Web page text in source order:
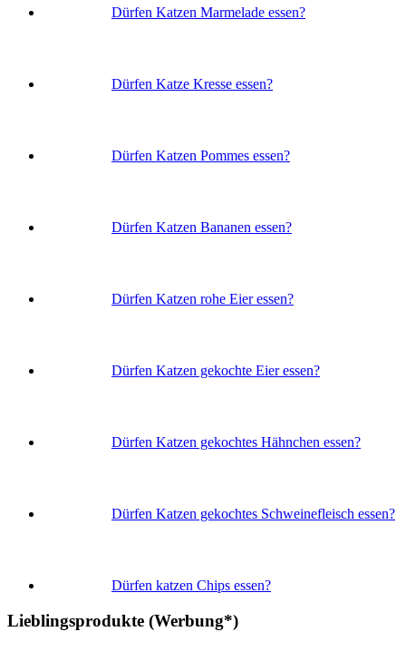
Dürfen Katzen Marmelade essen?
Dürfen Katze Kresse essen?
Dürfen Katzen Pommes essen?
Dürfen Katzen Bananen essen?
Dürfen Katzen rohe Eier essen?
Dürfen Katzen gekochte Eier essen?
Dürfen Katzen gekochtes Hähnchen essen?
Dürfen Katzen gekochtes Schweinefleisch essen?
Dürfen katzen Chips essen?
Lieblingsprodukte (Werbung*)